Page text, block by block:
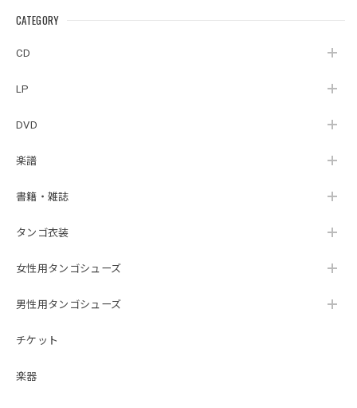
CATEGORY
CD
LP
DVD
楽譜
書籍・雑誌
タンゴ衣装
女性用タンゴシューズ
男性用タンゴシューズ
チケット
楽器
la Ribera』
（007RECORDS-27）